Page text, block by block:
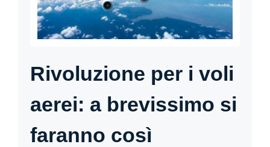
Rivoluzione per i voli
aerei: a brevissimo si
faranno così